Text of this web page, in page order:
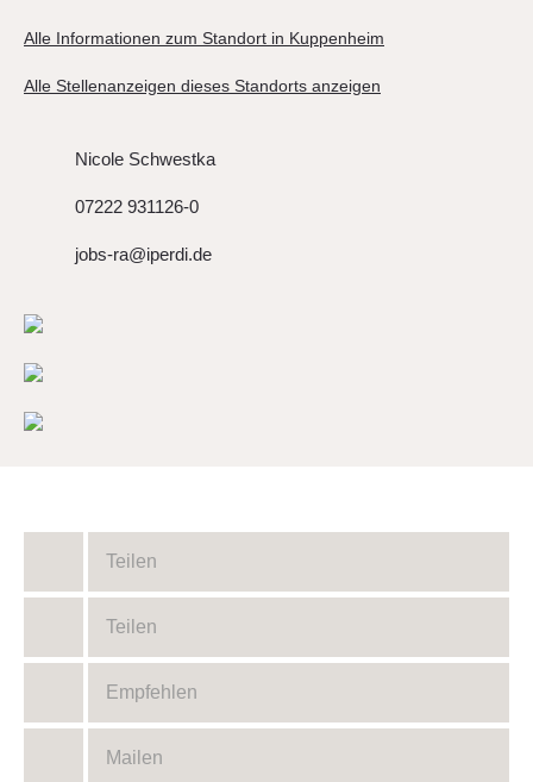
Alle Informationen zum Standort in Kuppenheim
Alle Stellenanzeigen dieses Standorts anzeigen
Nicole Schwestka
07222 931126-0
jobs-ra@iperdi.de
Teilen
Teilen
Empfehlen
Mailen